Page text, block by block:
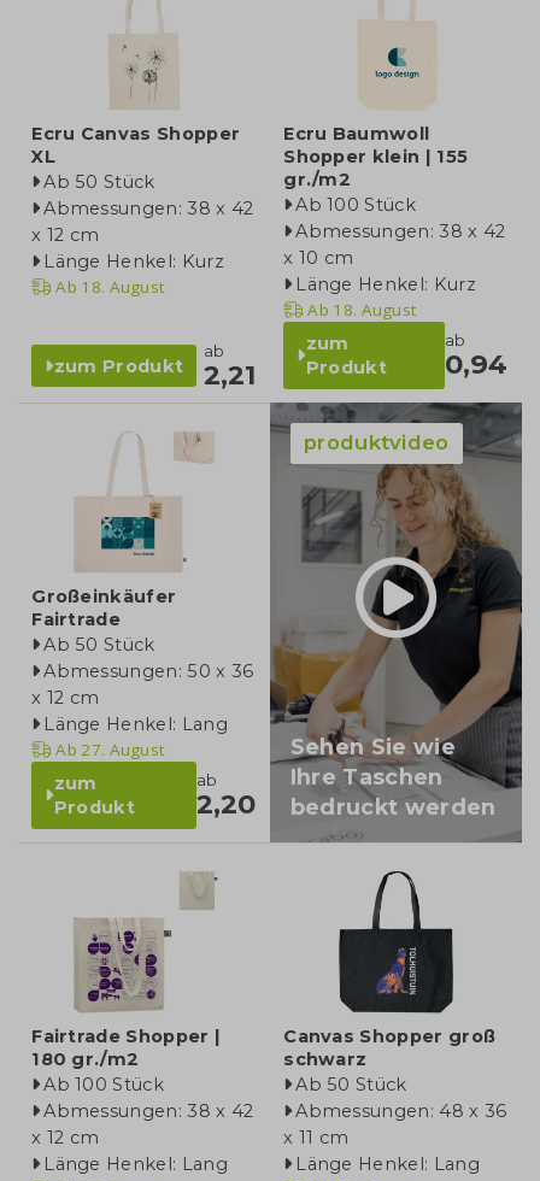
Ecru Canvas Shopper
XL
Ab 50 Stück
Abmessungen: 38 x 42
x 12 cm
Länge Henkel: Kurz
Ab 18. August
zum Produkt
ab
2,21
Ecru Baumwoll
Shopper klein | 155
gr./m2
Ab 100 Stück
Abmessungen: 38 x 42
x 10 cm
Länge Henkel: Kurz
Ab 18. August
zum
Produkt
ab
0,94
Großeinkäufer
Fairtrade
Ab 50 Stück
Abmessungen: 50 x 36
x 12 cm
Länge Henkel: Lang
Ab 27. August
zum
Produkt
ab
2,20
produktvideo
Sehen Sie wie
Ihre Taschen
bedruckt werden
Fairtrade Shopper |
180 gr./m2
Ab 100 Stück
Abmessungen: 38 x 42
x 12 cm
Länge Henkel: Lang
Canvas Shopper groß
schwarz
Ab 50 Stück
Abmessungen: 48 x 36
x 11 cm
Länge Henkel: Lang